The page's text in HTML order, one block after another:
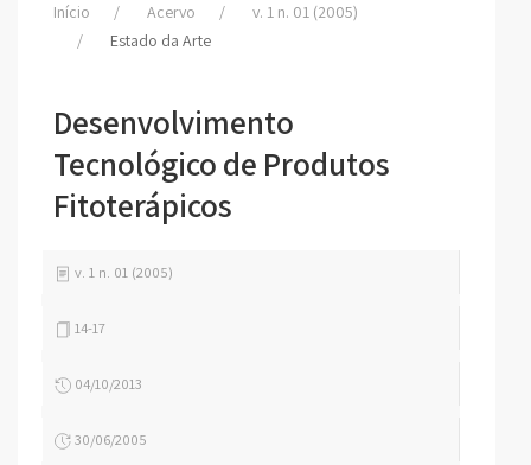
Início Acervo
v. 1 n. 01 (2005)
Estado da Arte
Desenvolvimento
Tecnológico de Produtos
Fitoterápicos
v. 1 n. 01 (2005)
14-17
04/10/2013
30/06/2005